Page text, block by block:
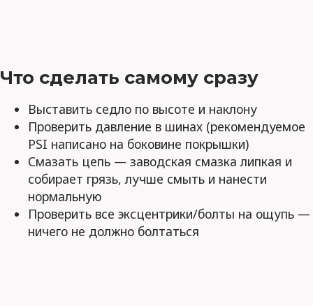
Что сделать самому сразу
Выставить седло по высоте и наклону
Проверить давление в шинах (рекомендуемое
PSI написано на боковине покрышки)
Смазать цепь — заводская смазка липкая и
собирает грязь, лучше смыть и нанести
нормальную
Проверить все эксцентрики/болты на ощупь —
ничего не должно болтаться